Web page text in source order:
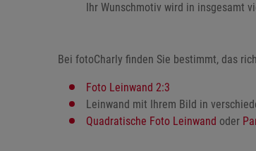
Ihr Wunschmotiv wird in insgesamt
Bei fotoCharly finden Sie bestimmt, das
Foto Leinwand 2:3
Leinwand mit Ihrem Bild in
Quadratische Foto Leinwand oder